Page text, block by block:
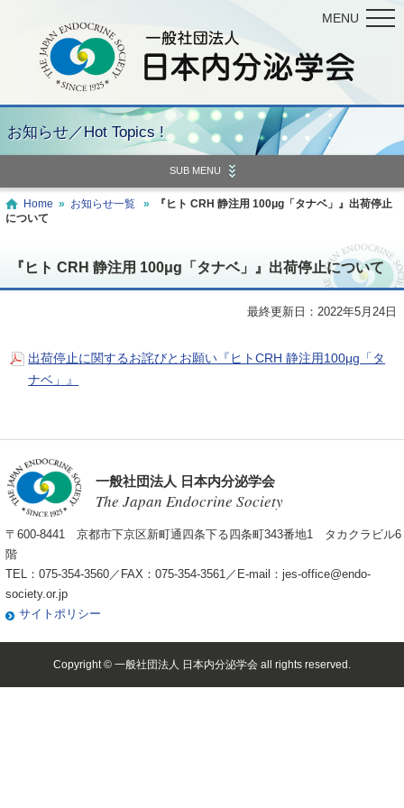
MENU
お知らせ／Hot Topics !
SUB MENU
Home » お知らせ一覧 »
『ヒト CRH 静注用 100μg「タナベ」』出荷停止
について
『ヒト CRH 静注用 100μg「タナベ」』出荷停止について
最終更新日：2022年5月24日
出荷停止に関するお詫びとお願い『ヒトCRH 静注用100μg「タ
ナベ」』
一般社団法人 日本内分泌学会
The Japan Endocrine Society
〒600-8441 京都市下京区新町通四条下る四条町343番地1 タカクラビル6
階
TEL：075-354-3560／FAX：075-354-3561／E-mail： jes-office@endo-
society.or.jp
サイトポリシー
Copyright © 一般社団法人 日本内分泌学会 all rights reserved.